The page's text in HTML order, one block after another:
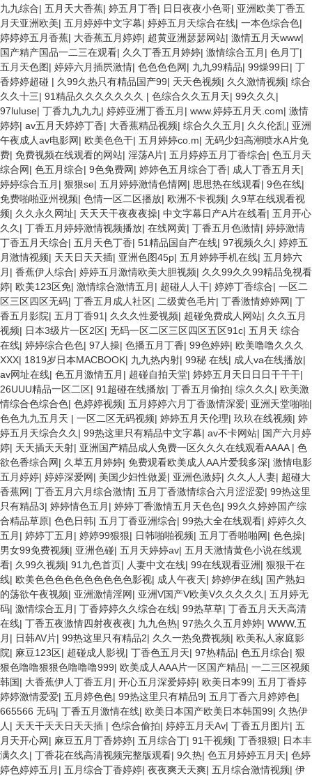
九九综合| 五月天大香蕉| 婷五月丁香| 日日夜夜小色哥| 亚洲欧美丁香五
月天亚洲欧美| 五月婷婷中文字幕| 婷婷五月天综合在线| 一本色综合色|
婷婷婷五月香蕉| 大香蕉五月婷婷| 超黄亚洲瑟瑟网站| 激情五月天www|
国产精产国品一二三在观看| 久久丁香五月婷婷| 激情综合五月 | 色月丁|
五月天色图| 婷婷六月插屄激情| 色色色色网| 九九99精品| 99燥99日| 丁
香婷婷超碰 | 久99久热只有精品国产99| 天天色视频| 久久激情视频| 综合
久久十三| 91精品久久久久久久久 | 色综合久久五月天| 99久久久 |
97luluse| 丁香九九九九| 婷婷亚洲丁香五月 | www.婷婷五月天.com| 激情
婷婷| av五月天婷婷丁香| 大香蕉精品视频| 综合久久五月 | 久久伦乱| 亚洲
午夜成人av电影网| 欧美色色干| 五月婷婷co.m| 无码少妇高潮喷水A片免
费| 免费视频在线观看的网站| 淫荡A片| 五月婷婷五月丁香综合| 色五月天
综合网| 色五月综合| 9色免费网| 婷婷色五月综合丁香| 成人丁香五月天|
婷婷综合五月 | 狠狠se| 五月婷婷激情色情网| 思思热在线观看| 9色在线|
免费啪啪亚州视频| 色情一区二区播放| 欧洲不卡视频| 久9草在线观看视
频| 久久永久网址| 天天天干夜夜夜操| 中文字幕日产A片在线看| 五月开心
久久 | 丁香五月婷婷激情视频播放| 在线网黄| 丁香五月色激情| 婷婷激情
丁香五月天综合| 五月天色丁香| 51精品国自产在线| 97视频久久 | 婷婷五
月激情视频| 天天日天天插| 亚洲色图45p| 五月婷婷手机在线| 五月婷六
月 | 香蕉伊人综合| 婷婷五月激情欧美大胆视频| 久久99久久99精品免视看
婷| 欧美123区免| 激情综合激情五月 | 超碰人人干| 婷婷丁香综合| 一区二
区三区四区无码| 丁香五月成人社区| 二级黄色毛片| 丁香激情婷婷网| 丁
香五月影院| 五月丁香91 | 久久久性爱视频| 超碰免费成人网站| 久久五月
视频| 日本3级片一区2区| 无码一区二区三区四区五区91c| 五月天 综合
在线| 婷婷综合色色| 97人操| 色播五月丁香| 99色婷婷| 欧美噜噜久久久
XXX| 1819岁日本MACBOOK| 九九热内射| 99秘 在线| 成人va在线播放|
av网址在线| 色五月激情五月 | 超碰自拍天堂| 婷婷五月天日日日干干干|
26UUU精品一区二区| 91超碰在线播放| 丁香五月偷拍| 综久久久 | 欧美激
情综合色综合色| 色婷婷视频| 五月婷婷六月丁香激情深爱| 亚洲天堂啪啪|
色色九九五月天 | 一区二区无码视频| 婷婷五月天伦理| 玖玖在线视频| 婷
婷五月天综合久久 | 99热这里只有精品中文字幕| av不卡网站| 国产六月婷
婷| 天天插天天射| 亚洲国产精品成人免费一区久久久在线观看AAAA | 色
欲色香综合网| 久草五月婷婷| 免费观看欧美成人AA片爱我多深| 激情电影
五月婷婷| 婷婷深爱网| 美国少妇性做爰| 亚洲色激婷| 久久人人妻| 超碰大
香蕉网| 丁香五月六月综合激情| 五月丁香激情综合六月涩涩爱| 99热这里
只有精品3| 婷婷情色五月 | 婷婷丁香激情五月天色色| 99久久婷婷国产综
合精品草原| 色色日韩| 五月丁香亚洲综合| 99热大全在线观看| 婷婷久久
五月 | 婷婷丁五月 | 婷婷99狠狠| 日韩啪啪视频| 五月丁香啪啪网| 色色操|
男女99免费视频| 亚洲色碰| 五月天婷婷av| 五月天激情黄色小说在线观
看| 久99久视频| 91九色首页| 人妻中文在线| 99在线观看亚洲| 狠狠干在
线| 欧美色色色色色色色色色色影视| 成人午夜天| 婷婷伊在线| 国产熟妇
的荡欲午夜视频| 亚洲激情淫网| 亚洲V国产V欧美V久久久久久 | 五月婷无
码| 激情综合五月 | 丁香婷婷久久综合在线| 99热草草| 丁香五月天天高清
在线| 丁香五夜激情四射夜夜夜| 九九色热| 97热久久五月婷婷| WWW,五
月 | 日韩AV片| 99热这里只有精品2| 久久一热免费视频| 欧美私人家庭影
院| 麻豆123区| 超碰成人影视| 丁香色五月天| 97热精品| 色五月综合| 狠
狠色噜噜狠狠色噜噜噜999| 欧美成人AAA片一区国产精品| 一二三区视频
韩国| 大香蕉伊人丁香五月 | 开心五月深爱婷婷| 欧美日本99| 五月丁香婷
婷婷激情爱爱| 五月婷色色| 99热这里只有精品9| 五月丁香六月婷婷色|
665566 无码| 丁香五月激情在线| 欧美日本国产欧美日本韩国99| 久热伊
人 | 天天干天天日天天插 | 色综合偷拍| 婷婷五月天Av| 丁香五月图片| 五
月天开心网| 麻豆五月丁香婷婷| 五月综合丁| 91干视频| 丁香狠狠| 日本丰
满久久 | 丁香花在线高清视频完整版观看| 9久热| 色五月婷婷五月天| 色婷
婷色婷婷五月 | 五月综合丁香婷婷| 夜夜爽天天爽| 五月综合激情视频| 伊